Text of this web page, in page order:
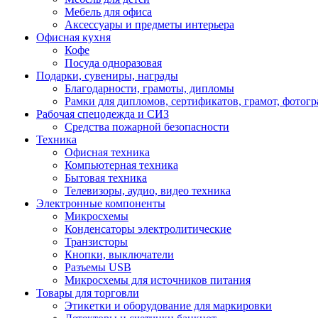
Мебель для офиса
Аксессуары и предметы интерьера
Офисная кухня
Кофе
Посуда одноразовая
Подарки, сувениры, награды
Благодарности, грамоты, дипломы
Рамки для дипломов, сертификатов, грамот,
Рабочая спецодежда и СИЗ
Средства пожарной безопасности
Техника
Офисная техника
Компьютерная техника
Бытовая техника
Телевизоры, аудио, видео техника
Электронные компоненты
Микросхемы
Конденсаторы электролитические
Транзисторы
Кнопки, выключатели
Разъемы USB
Микросхемы для источников питания
Товары для торговли
Этикетки и оборудование для маркировки